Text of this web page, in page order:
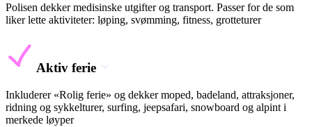
Polisen dekker medisinske utgifter og transport. Passer for de som
liker lette aktiviteter: løping, svømming, fitness, grotteturer
Aktiv ferie
Inkluderer «Rolig ferie» og dekker moped, badeland, attraksjoner,
ridning og sykkelturer, surfing, jeepsafari, snowboard og alpint i
merkede løyper